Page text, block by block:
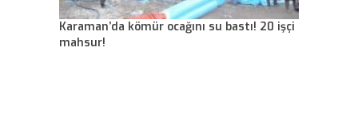
Karaman’da kömür ocağını su bastı! 20 işçi
mahsur!